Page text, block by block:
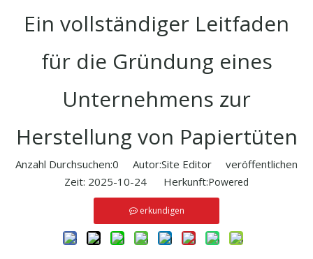
Ein vollständiger Leitfaden
für die Gründung eines
Unternehmens zur
Herstellung von Papiertüten
Anzahl Durchsuchen:0 Autor:Site Editor veröffentlichen
Zeit: 2025-10-24 Herkunft:Powered
erkundigen